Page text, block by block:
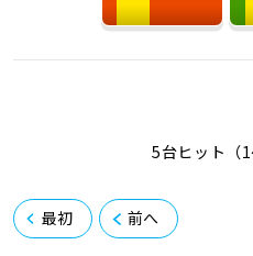
5台ヒット（1
最初 前へ